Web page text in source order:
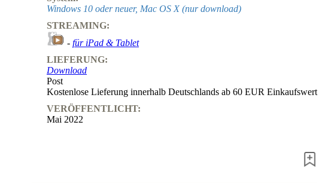
Windows 10 oder neuer, Mac OS X (nur download)
STREAMING:
- für iPad & Tablet
LIEFERUNG:
Download
Post
Kostenlose Lieferung innerhalb Deutschlands ab 60 EUR Einkaufswert
VERÖFFENTLICHT:
Mai 2022